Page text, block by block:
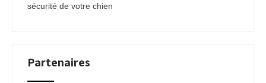
sécurité de votre chien
Partenaires